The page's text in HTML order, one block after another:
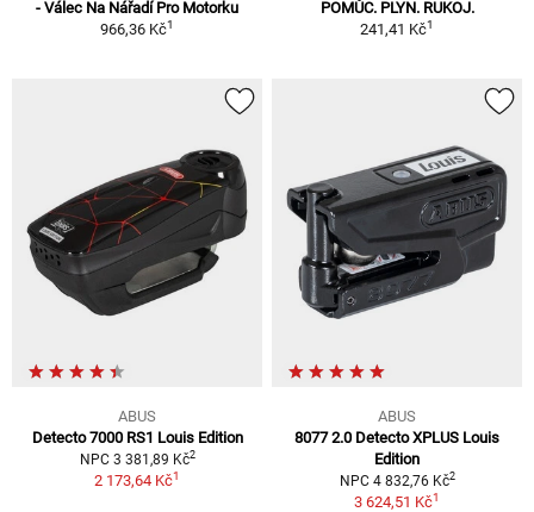
- Válec Na Nářadí Pro Motorku
966,36 Kč1
POMŮC. PLYN. RUKOJ.
241,41 Kč1
ABUS
Detecto 7000 RS1 Louis Edition
NPC 3 381,89 Kč2
2 173,64 Kč1
ABUS
8077 2.0 Detecto XPLUS Louis
Edition
NPC 4 832,76 Kč2
3 624,51 Kč1